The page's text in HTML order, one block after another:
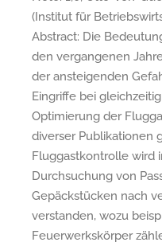
(Institut für
Abstract: Die
den vergangenen
der ansteigenden
Eingriffe bei
Optimierung der
diverser Publikationen
Fluggastkontrolle wird
Durchsuchung von
Gepäckstücken nach
verstanden, wozu
Feuerwerkskörper